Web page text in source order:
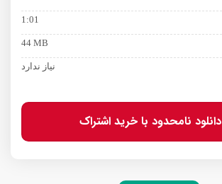
1:01
44 MB
نیاز ندارد
دانلود نامحدود با خرید اشتراک